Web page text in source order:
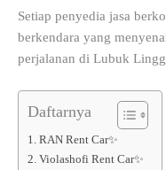
Setiap penyedia jasa
berkendara yang
perjalanan di Lubuk
Daftarnya
1. RAN Rent Car✨
2. Violashofi Rent Car✨